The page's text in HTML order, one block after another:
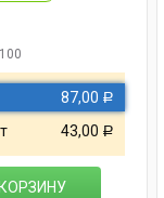
87,00 Р
43,00 Р